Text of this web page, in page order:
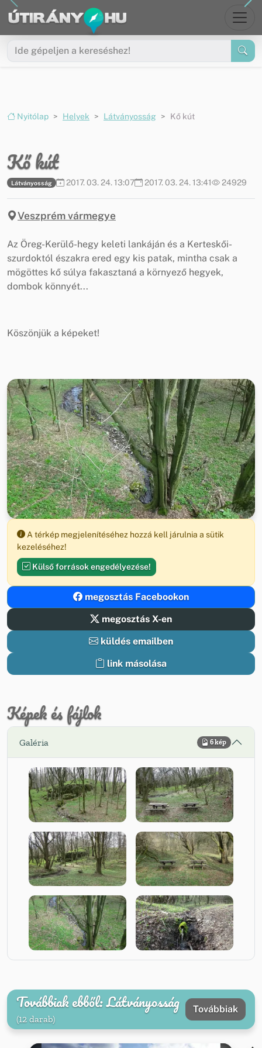
Ugrás a menüre
Ugrás a tartalomra
Nyitólap Helyek Látványosság Kő kút
Kő kút
Látványosság 2017. 03. 24. 13:07 2017. 03. 24. 13:41 24929
Veszprém vármegye
Az Öreg-Kerülő-hegy keleti lankáján és a Kerteskői-
szurdoktól északra ered egy kis patak, mintha csak a
mögöttes kő súlya fakasztaná a környező hegyek,
dombok könnyét...
Köszönjük a képeket!
A térkép megjelenítéséhez hozzá kell járulnia a sütik
kezeléséhez!
Külső források engedélyezése!
megosztás Facebookon
megosztás X-en
küldés emailben
link másolása
Képek és fájlok
Galéria 6 kép
Továbbiak ebből: Látványosság
(12 darab)
Továbbiak